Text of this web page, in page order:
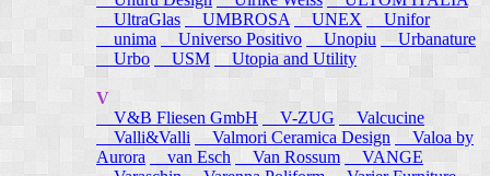
UltraGlas
UMBROSA UNEX
Unifor
unima
Universo Positivo Unopiu
Urbanature
Urbo
USM Utopia and Utility
V
V&B Fliesen GmbH
V-ZUG
Valcucine
Valli&Valli
Valmori Ceramica Design
Valoa by
Aurora
van Esch Van Rossum
VANGE